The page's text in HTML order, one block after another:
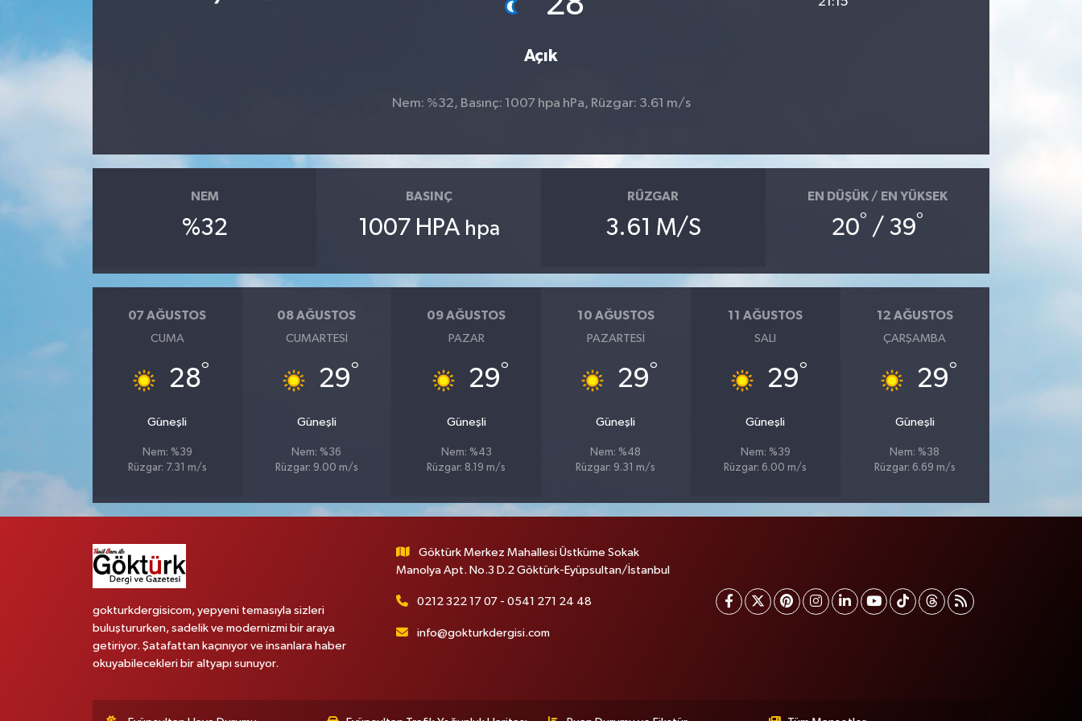
Açık
Nem: %32, Basınç: 1007 hpa hPa, Rüzgar: 3.61 m/s
NEM
%32
BASINÇ
1007 HPA hpa
RÜZGAR
3.61 M/S
EN DÜŞÜK / EN YÜKSEK
20° / 39°
07 AĞUSTOS
CUMA
28°
Güneşli
Nem: %39
Rüzgar: 7.31 m/s
08 AĞUSTOS
CUMARTESI
29°
Güneşli
Nem: %36
Rüzgar: 9.00 m/s
09 AĞUSTOS
PAZAR
29°
Güneşli
Nem: %43
Rüzgar: 8.19 m/s
10 AĞUSTOS
PAZARTESI
29°
Güneşli
Nem: %48
Rüzgar: 9.31 m/s
11 AĞUSTOS
SALI
29°
Güneşli
Nem: %39
Rüzgar: 6.00 m/s
12 AĞUSTOS
ÇARŞAMBA
29°
Güneşli
Nem: %38
Rüzgar: 6.69 m/s
gokturkdergisicom, yepyeni temasıyla sizleri
buluştururken, sadelik ve modernizmi bir araya
getiriyor. Şatafattan kaçınıyor ve insanlara haber
okuyabilecekleri bir altyapı sunuyor.
Göktürk Merkez Mahallesi Üstküme Sokak
Manolya Apt. No.3 D.2 Göktürk-Eyüpsultan/İstanbul
0212 322 17 07 - 0541 271 24 48
info@gokturkdergisi.com
KÜLTÜR - SANAT
ÖZEL HABER
TEKNOLOJİ